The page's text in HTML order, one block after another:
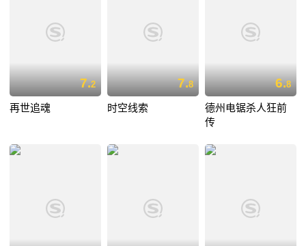
7.2
再世追魂
7.8
时空线索
6.8
德州电锯杀人狂前
传